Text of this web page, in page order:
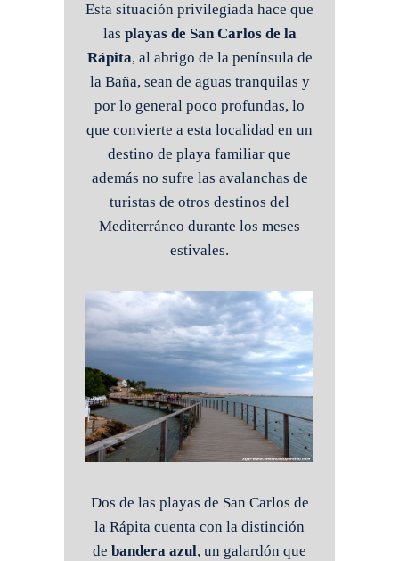
Esta situación privilegiada hace que
las playas de San Carlos de la
Rápita, al abrigo de la península de
la Baña, sean de aguas tranquilas y
por lo general poco profundas, lo
que convierte a esta localidad en un
destino de playa familiar que
además no sufre las avalanchas de
turistas de otros destinos del
Mediterráneo durante los meses
estivales.
Dos de las playas de San Carlos de
la Rápita cuenta con la distinción
de bandera azul, un galardón que